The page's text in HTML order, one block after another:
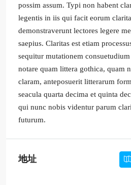
possim assum. Typi non habent
legentis in iis qui facit eorum
demonstraverunt lectores legere
saepius. Claritas est etiam
sequitur mutationem
notare quam littera gothica, quam
claram, anteposuerit litterarum
seacula quarta decima et quinta
qui nunc nobis videntur parum
futurum.
地址